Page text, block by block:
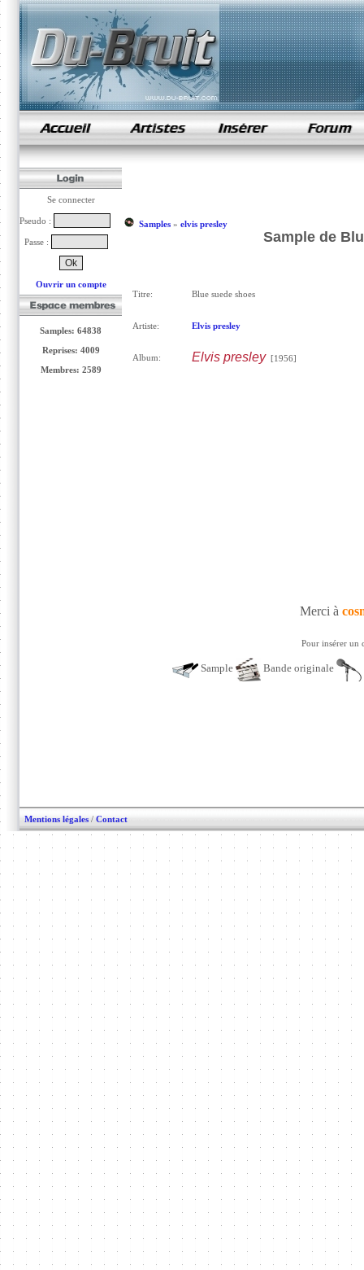
samples de rap
Se connecter
Pseudo :
Passe :
Ouvrir un compte
Samples: 64838
Reprises: 4009
Membres: 2589
Samples» elvis presley
Sample de
Titre: Blue suede shoes
Artiste: Elvis presley
Album: Elvis presley[1956]
Merci à
Pour insérer un
Sample Bande originale
Mentions légales / Contact